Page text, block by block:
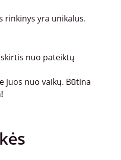
rinkinys yra unikalus.
nuo pateiktų
juos nuo vaikų. Būtina